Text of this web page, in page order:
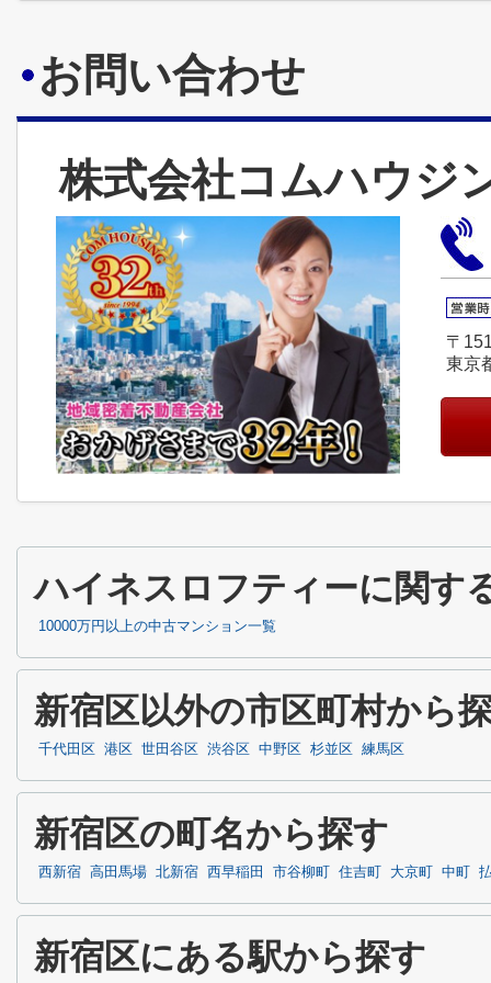
お問い合わせ
株式会社コムハウジ
〒
東京
ハイネスロフティーに関す
10000万円以上の中古マンション一覧
新宿区以外の市区町村から
千代田区 港区 世田谷区 渋谷区 中野区 杉並区 練馬区
新宿区の町名から探す
西新宿 高田馬場 北新宿 西早稲田 市谷柳町 住吉町 大京町 中町
新宿区にある駅から探す